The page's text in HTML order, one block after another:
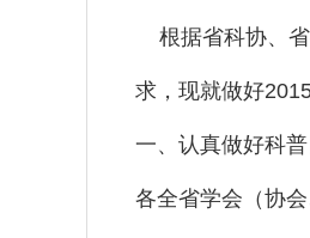
根据省科协、省
求，现就做好
一、认真做好科
各全省学会（协